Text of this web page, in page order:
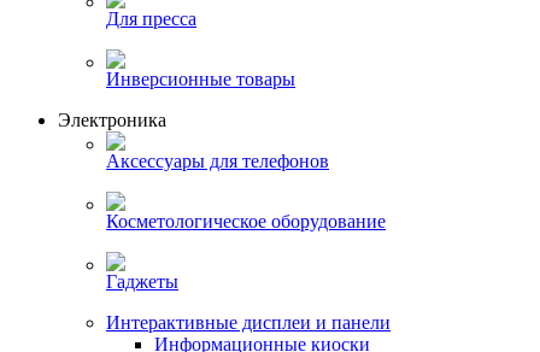
Для пресса
Инверсионные товары
Электроника
Аксессуары для телефонов
Косметологическое оборудование
Гаджеты
Интерактивные дисплеи и панели
Информационные киоски